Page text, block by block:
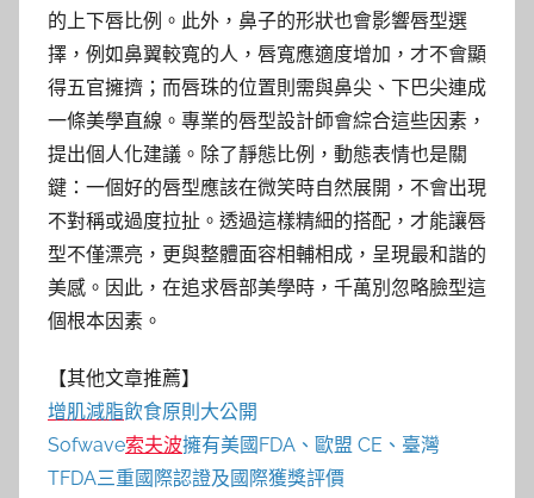
的上下唇比例。此外，鼻子的形狀也會影響唇型選
擇，例如鼻翼較寬的人，唇寬應適度增加，才不會顯
得五官擁擠；而唇珠的位置則需與鼻尖、下巴尖連成
一條美學直線。專業的唇型設計師會綜合這些因素，
提出個人化建議。除了靜態比例，動態表情也是關
鍵：一個好的唇型應該在微笑時自然展開，不會出現
不對稱或過度拉扯。透過這樣精細的搭配，才能讓唇
型不僅漂亮，更與整體面容相輔相成，呈現最和諧的
美感。因此，在追求唇部美學時，千萬別忽略臉型這
個根本因素。
【其他文章推薦】
增肌減脂飲食原則大公開
Sofwave索夫波擁有美國FDA、歐盟 CE、臺灣
TFDA三重國際認證及國際獲獎評價